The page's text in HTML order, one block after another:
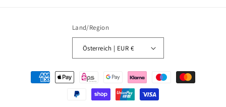
Land/Region
Österreich | EUR €
Zahlungsmethoden